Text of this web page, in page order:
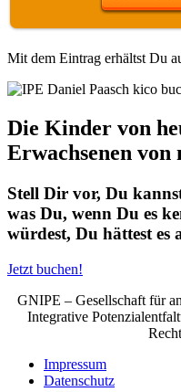
Mit dem Eintrag erhältst Du
Die Kinder von
Erwachsenen von
Stell Dir vor, Du
was Du, wenn Du es
würdest, Du hättest es
Jetzt buchen!
GNIPE – Gesellschaft für
Integrative
Impressum
Datenschutz